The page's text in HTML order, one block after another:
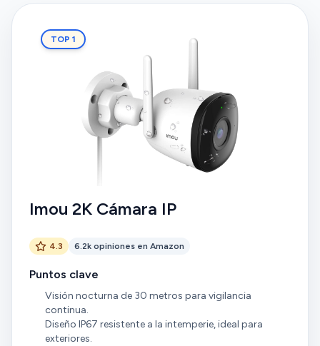
TOP 1
Imou 2K Cámara IP
4.3 6.2k opiniones en Amazon
Puntos clave
Visión nocturna de 30 metros para vigilancia
continua.
Diseño IP67 resistente a la intemperie, ideal para
exteriores.